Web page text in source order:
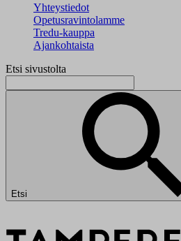
Yhteystiedot
Opetusravintolamme
Tredu-kauppa
Ajankohtaista
Etsi sivustolta
Etsi